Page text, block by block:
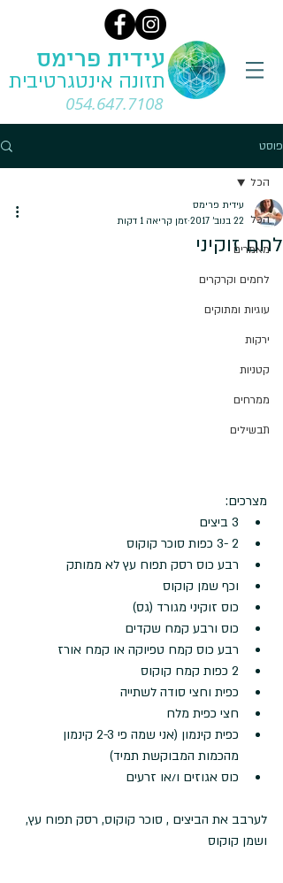
עידית פרימס
תזונה אינטגרטיבית
054.647.7108
פוסט
הכל
מאמרים
לחמים וקרקרים
עוגיות ומתוקים
ירקות
קטניות
ממרחים
תבשילים
הכל
לחם זוקיני
עידית פרימס
22 בנוב׳ 2017
זמן קריאה 1 דקות
מצרכים:
3 ביצים
2 -3 כפות סוכר קוקוס
רבע כוס רסק תפוח עץ לא ממותק
וכף שמן קוקוס
כוס זוקיני מגורד (גס)
כוס ורבע קמח שקדים
רבע כוס קמח טפיוקה או קמח אורז
2 כפות קמח קוקוס
כפית וחצי סודה לשתייה
חצי כפית מלח
כפית קינמון (אני שמה פי 2-3 קינמון
מהכמות המבוקשת תמיד)
כוס אגוזים ו/או זרעים
לערבב את הביצים , סוכר קוקוס, רסק תפוח עץ,
ושמן קוקוס